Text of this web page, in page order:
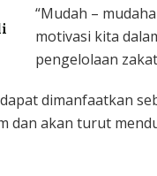
“Mudah –
motivasi kita
pengelolaan
dimanfaatkan
dan akan turut